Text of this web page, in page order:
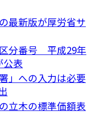
最新版が厚労省サ
分番号 平成29年
公表
」への入力は必要
立木の標準価額表